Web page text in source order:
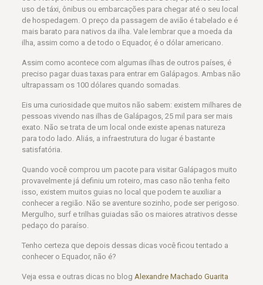
uso de táxi, ônibus ou embarcações para chegar até o seu local
de hospedagem. O preço da passagem de avião é tabelado e é
mais barato para nativos da ilha. Vale lembrar que a moeda da
ilha, assim como a de todo o Equador, é o dólar americano.
Assim como acontece com algumas ilhas de outros países, é
preciso pagar duas taxas para entrar em Galápagos. Ambas não
ultrapassam os 100 dólares quando somadas.
Eis uma curiosidade que muitos não sabem: existem milhares de
pessoas vivendo nas ilhas de Galápagos, 25 mil para ser mais
exato. Não se trata de um local onde existe apenas natureza
para todo lado. Aliás, a infraestrutura do lugar é bastante
satisfatória.
Quando você comprou um pacote para visitar Galápagos muito
provavelmente já definiu um roteiro, mas caso não tenha feito
isso, existem muitos guias no local que podem te auxiliar a
conhecer a região. Não se aventure sozinho, pode ser perigoso.
Mergulho, surf e trilhas guiadas são os maiores atrativos desse
pedaço do paraíso.
Tenho certeza que depois dessas dicas você ficou tentado a
conhecer o Equador, não é?
Veja essa e outras dicas no blog Alexandre Machado Guarita